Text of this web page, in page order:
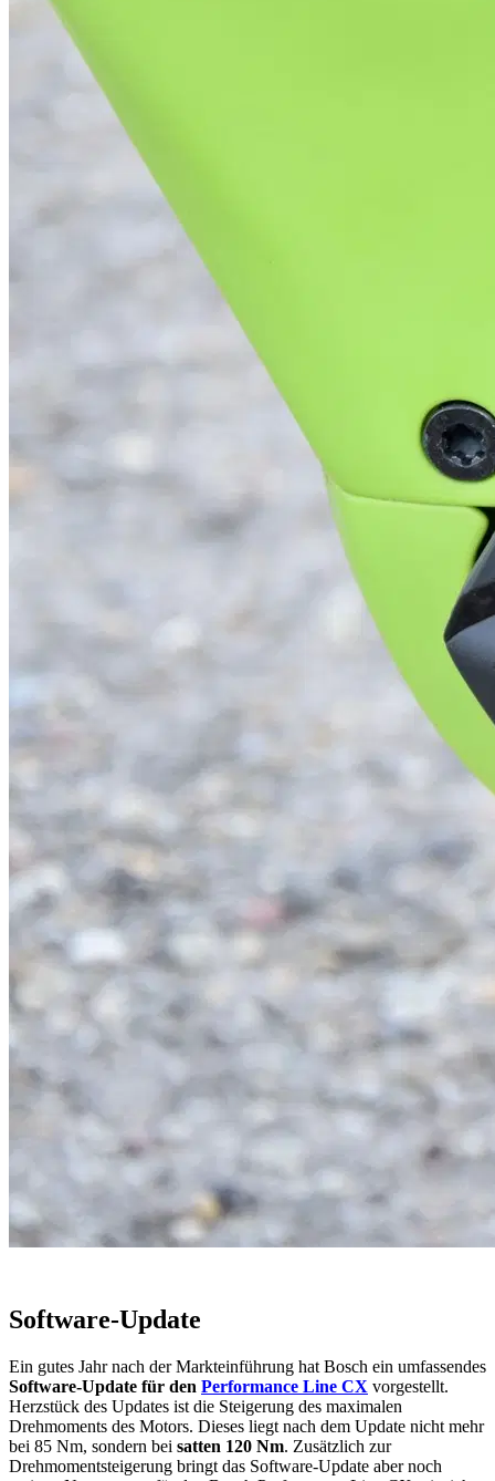
Software-Update
Ein gutes Jahr nach der Markteinführung hat Bosch ein umfassendes
Software-Update für den Performance Line CX vorgestellt.
Herzstück des Updates ist die Steigerung des maximalen
Drehmoments des Motors. Dieses liegt nach dem Update nicht mehr
bei 85 Nm, sondern bei satten 120 Nm. Zusätzlich zur
Drehmomentsteigerung bringt das Software-Update aber noch